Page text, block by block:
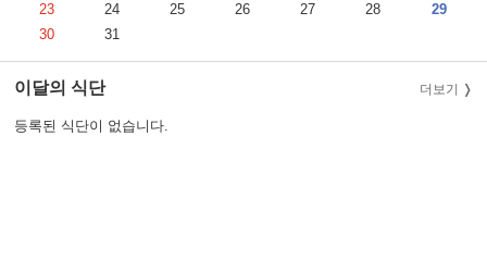
23
24 25 26 27 28
29
30
31
이달의 식단 더보기
등록된 식단이 없습니다.